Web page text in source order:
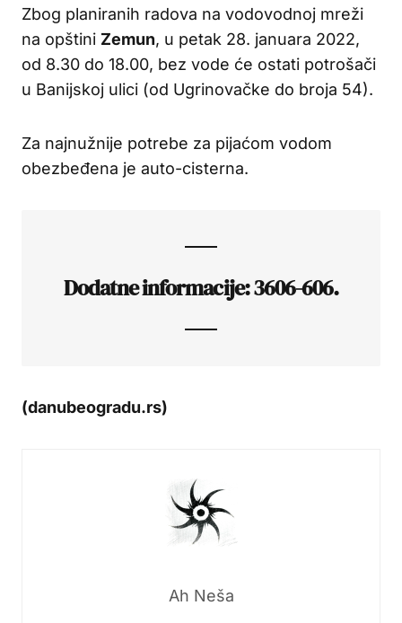
Zbog planiranih radova na vodovodnoj mreži
na opštini Zemun, u petak 28. januara 2022,
od 8.30 do 18.00, bez vode će ostati potrošači
u Banijskoj ulici (od Ugrinovačke do broja 54).
Za najnužnije potrebe za pijaćom vodom
obezbeđena je auto-cisterna.
Dodatne informacije: 3606-606.
(danubeogradu.rs)
Ah Neša